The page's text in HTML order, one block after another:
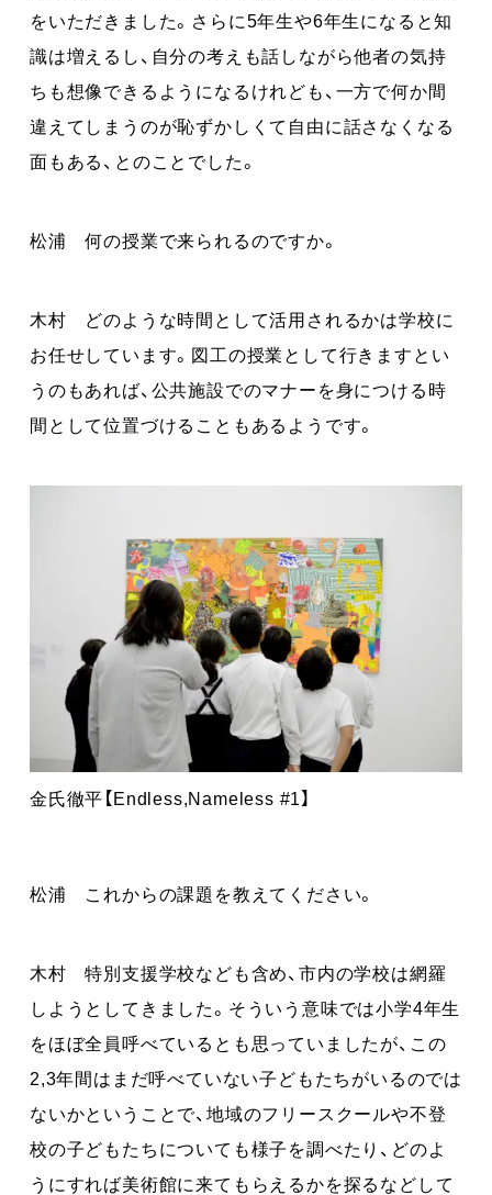
をいただきました。さらに5年生や6年生になると知
識は増えるし、自分の考えも話しながら他者の気持
ちも想像できるようになるけれども、一方で何か間
違えてしまうのが恥ずかしくて自由に話さなくなる
面もある、とのことでした。
松浦 何の授業で来られるのですか。
木村 どのような時間として活用されるかは学校に
お任せしています。図工の授業として行きますとい
うのもあれば、公共施設でのマナーを身につける時
間として位置づけることもあるようです。
金氏徹平【Endless,Nameless #1】
松浦 これからの課題を教えてください。
木村 特別支援学校なども含め、市内の学校は網羅
しようとしてきました。そういう意味では小学4年生
をほぼ全員呼べているとも思っていましたが、この
2,3年間はまだ呼べていない子どもたちがいるのでは
ないかということで、地域のフリースクールや不登
校の子どもたちについても様子を調べたり、どのよ
うにすれば美術館に来てもらえるかを探るなどして